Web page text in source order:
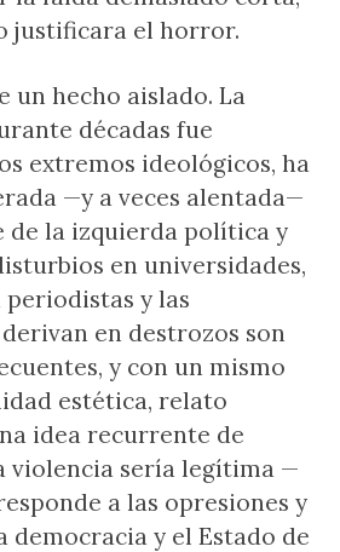
justificara el horror.
un hecho aislado. La
décadas fue
extremos ideológicos, ha
—y a veces alentada—
de la izquierda política y
en universidades,
periodistas y las
en destrozos son
y con un mismo
estética, relato
idea recurrente de
violencia sería legítima —
a las opresiones y
democracia y el Estado de